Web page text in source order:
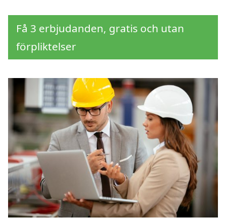
Få 3 erbjudanden, gratis och utan
förpliktelser